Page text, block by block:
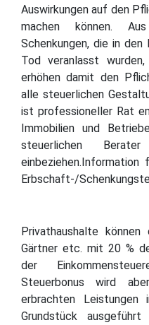
Auswirkungen auf den
machen können.
Schenkungen, die in
Tod veranlasst
erhöhen damit den
alle steuerlichen
ist professioneller Rat
Immobilien und
steuerlichen
einbeziehen.Information
Erbschaft-/
Privathaushalte
Gärtner etc. mit 20 %
der
Steuerbonus wird
erbrachten
Grundstück